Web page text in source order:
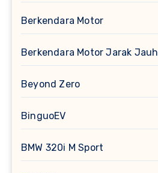
Berkendara Motor
Berkendara Motor Jarak Jauh
Beyond Zero
BinguoEV
BMW 320i M Sport